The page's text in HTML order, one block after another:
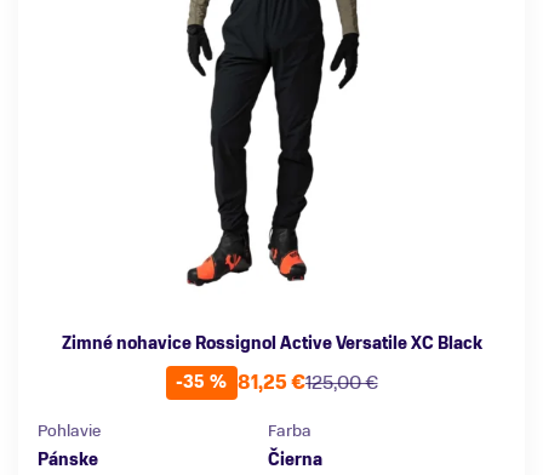
Zimné nohavice Rossignol Active Versatile XC Black
-35 %
125,00 €
81,25 €
Pohlavie
Pánske
Farba
Čierna